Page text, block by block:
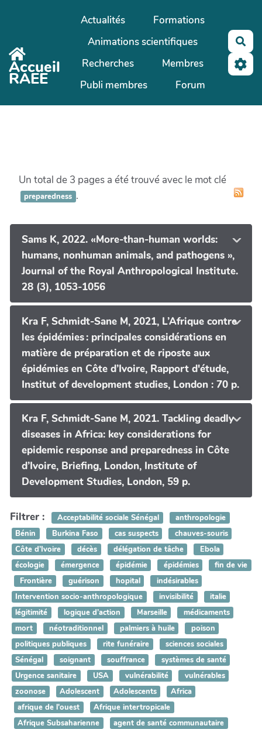
Aller au contenu principal
Accueil
RAEE
Actualités
Formations
Animations scientifiques
Recherches
Membres
Publi membres
Forum
Un total de 3 pages a été trouvé avec le mot clé
preparedness .
Sams K, 2022. «More-than-human worlds:
humans, nonhuman animals, and pathogens »,
Journal of the Royal Anthropological Institute.
28 (3), 1053-1056
Kra F, Schmidt-Sane M, 2021, L’Afrique contre
les épidémies : principales considérations en
matière de préparation et de riposte aux
épidémies en Côte d’Ivoire, Rapport d'étude,
Institut of development studies, London : 70 p.
Kra F, Schmidt-Sane M, 2021. Tackling deadly
diseases in Africa: key considerations for
epidemic response and preparedness in Côte
d’Ivoire, Briefing, London, Institute of
Development Studies, London, 59 p.
Filtrer : Acceptabilité sociale Sénégal
anthropologie
Bénin
Burkina Faso cas suspects
chauves-souris
Côte d’Ivoire
décès délégation de tâche
Ebola
écologie
émergence épidémie épidémies
fin de vie
Frontière
guérison hopital
indésirables
Intervention socio-anthropologique
invisibilité
italie
légitimité
logique d’action Marseille
médicaments
mort
néotraditionnel palmiers à huile
poison
politiques publiques
rite funéraire
sciences sociales
Sénégal
soignant souffrance
systèmes de santé
Urgence sanitaire
USA vulnérabilité
vulnérables
zoonose
Adolescent Adolescents
Africa
afrique de l'ouest
Afrique intertropicale
Afrique Subsaharienne
agent de santé communautaire